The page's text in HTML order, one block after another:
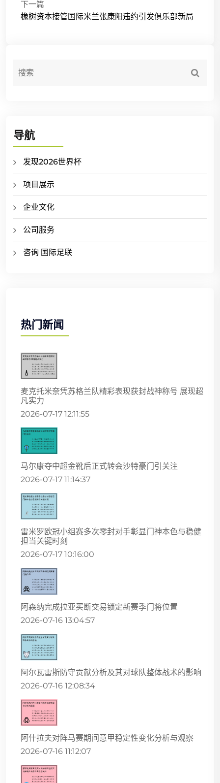
下一篇
橡树资本接管国际米兰张康阳违约引发俱乐部新局
导航
发现2026世界杯
项目展示
企业文化
公司服务
咨询 国际足联
热门新闻
麦克托米奈凭苏格兰队精彩表现获封战神称号 展现超
凡实力
2026-07-17 12:11:55
马尔康夺中超金靴后正式转会沙特豪门引关注
2026-07-17 11:14:37
雷米罗欧冠小组赛多次零封对手彰显门神本色与稳健
担当关键时刻
2026-07-17 10:16:00
阿森纳完成拉亚买断交易锁定新赛季门将位置
2026-07-16 13:04:57
阿尔瓦雷斯防守贡献分析及其对球队整体战术的影响
2026-07-16 12:08:34
阿什拉夫对阵马赛期间意甲稳定性变化分析与观察
2026-07-16 11:12:07